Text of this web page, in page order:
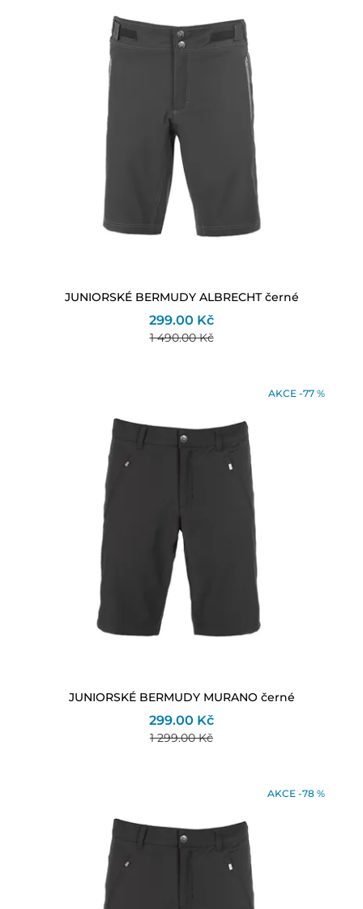
JUNIORSKÉ BERMUDY ALBRECHT černé
299.00 Kč
1 490.00 Kč
AKCE -77 %
JUNIORSKÉ BERMUDY MURANO černé
299.00 Kč
1 299.00 Kč
AKCE -78 %